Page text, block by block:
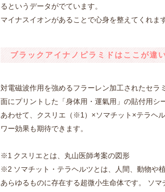
るというデータがでています。
マイナスイオンがあることで心身を整えてくれま
ブラックアイナノピラミドはここが違
対電磁波作用を強めるフラーレン加工されたセラ
面にプリントした「身体用・運氣用」の貼付用シ
あわせて、クスリエ（※1）×ソマチット×テラヘ
ワー効果も期待できます。
※1 クスリエとは、丸山医師考案の図形
※2 ソマチット・テラヘルツとは、人間、動物や植
あらゆるものに存在する超微小生命体です。 ソ